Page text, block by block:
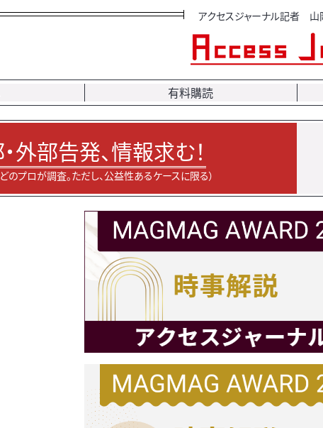
アクセスジャーナル記者 山
有料購読
外部告発、情報求む！
のプロが調査。ただし、公益性あるケースに限る）